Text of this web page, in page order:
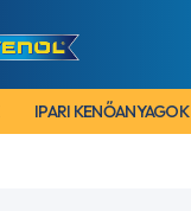
IPARI KENŐANYAGOK